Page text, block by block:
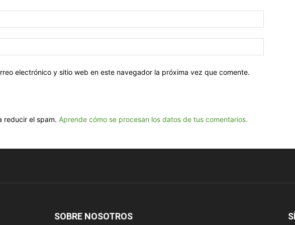
electrónico y sitio web en este navegador la próxima vez que comente.
reducir el spam. Aprende cómo se procesan los datos de tus comentarios.
SOBRE NOSOTROS